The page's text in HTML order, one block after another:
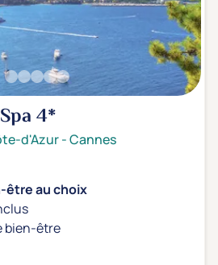
4*
d'Azur-Cannes
être au choix
bien-être